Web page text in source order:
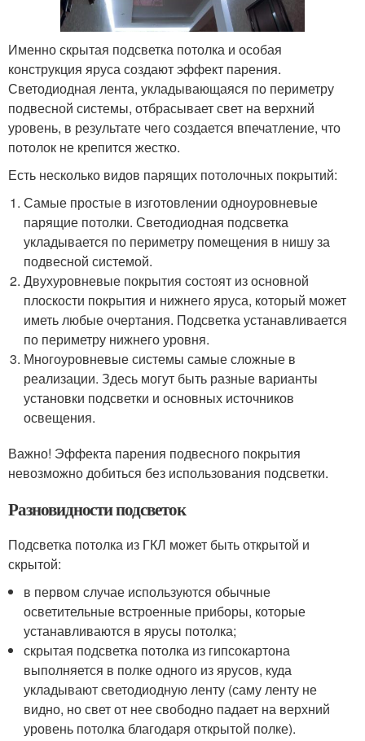
Именно скрытая подсветка потолка и особая
конструкция яруса создают эффект парения.
Светодиодная лента, укладывающаяся по периметру
подвесной системы, отбрасывает свет на верхний
уровень, в результате чего создается впечатление, что
потолок не крепится жестко.
Есть несколько видов парящих потолочных покрытий:
Самые простые в изготовлении одноуровневые
парящие потолки. Светодиодная подсветка
укладывается по периметру помещения в нишу за
подвесной системой.
Двухуровневые покрытия состоят из основной
плоскости покрытия и нижнего яруса, который может
иметь любые очертания. Подсветка устанавливается
по периметру нижнего уровня.
Многоуровневые системы самые сложные в
реализации. Здесь могут быть разные варианты
установки подсветки и основных источников
освещения.
Важно! Эффекта парения подвесного покрытия
невозможно добиться без использования подсветки.
Разновидности подсветок
Подсветка потолка из ГКЛ может быть открытой и
скрытой:
в первом случае используются обычные
осветительные встроенные приборы, которые
устанавливаются в ярусы потолка;
скрытая подсветка потолка из гипсокартона
выполняется в полке одного из ярусов, куда
укладывают светодиодную ленту (саму ленту не
видно, но свет от нее свободно падает на верхний
уровень потолка благодаря открытой полке).